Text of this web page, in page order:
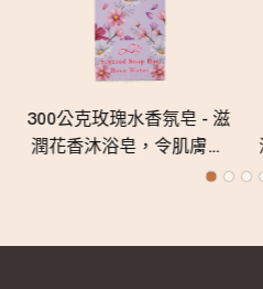
300公克玫瑰水香氛皂 - 滋
潤花香沐浴皂，令肌膚柔